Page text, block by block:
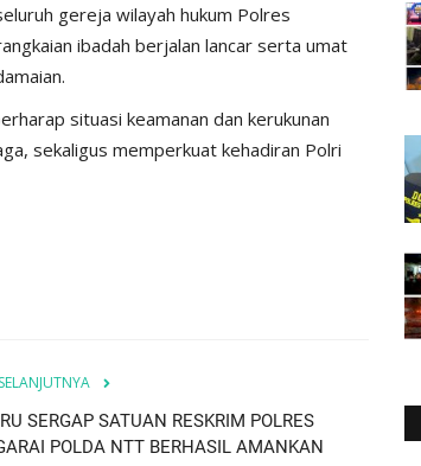
gereja wilayah hukum Polres
ibadah berjalan lancar serta umat
situasi keamanan dan kerukunan
sekaligus memperkuat kehadiran Polri
SERGAP SATUAN RESKRIM POLRES
POLDA NTT BERHASIL AMANKAN